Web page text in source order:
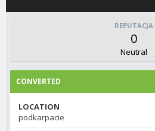
REPUTACJA
0
Neutral
CONVERTED
LOCATION
podkarpacie